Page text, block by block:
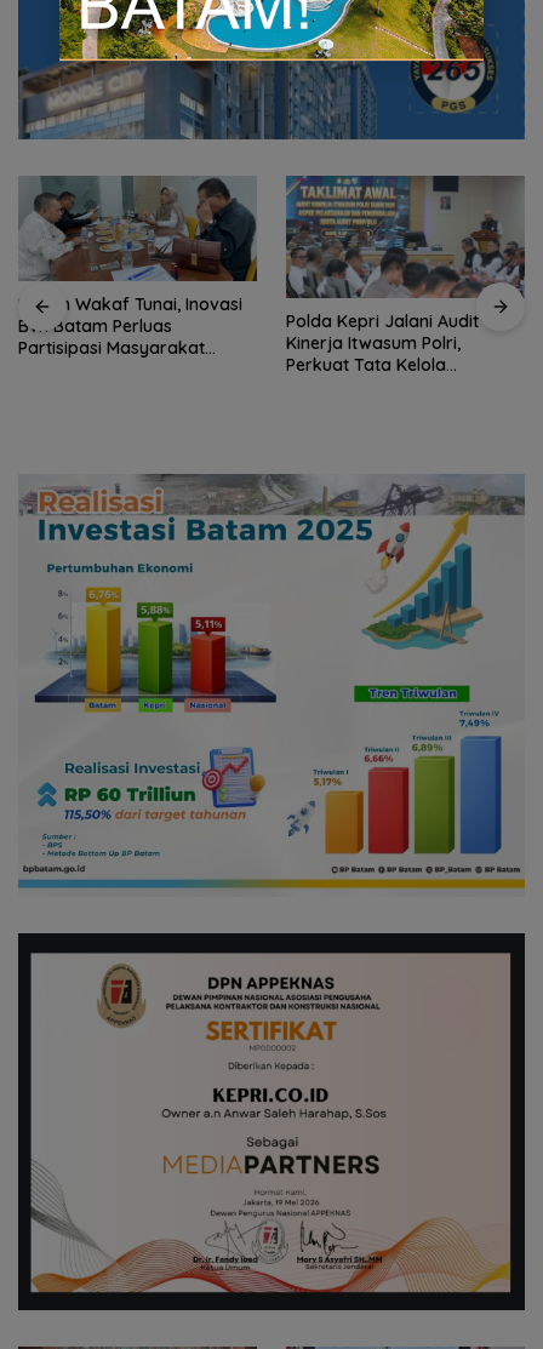
Polda Kepri Jalani Audit
Kinerja Itwasum Polri,
Perkuat Tata Kelola
Polres Anambas Tegaskan
Tidak Toleransi
Penyalahgunaan Narkoba,